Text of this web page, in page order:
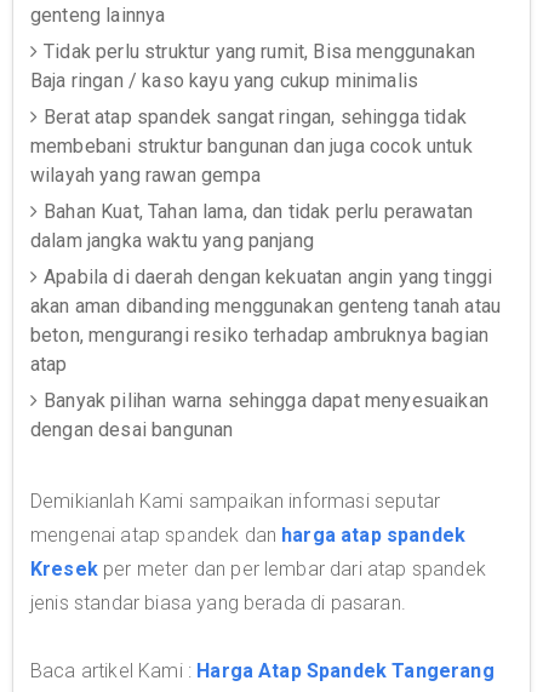
genteng lainnya
Tidak perlu struktur yang rumit, Bisa menggunakan
Baja ringan / kaso kayu yang cukup minimalis
Berat atap spandek sangat ringan, sehingga tidak
membebani struktur bangunan dan juga cocok untuk
wilayah yang rawan gempa
Bahan Kuat, Tahan lama, dan tidak perlu perawatan
dalam jangka waktu yang panjang
Apabila di daerah dengan kekuatan angin yang tinggi
akan aman dibanding menggunakan genteng tanah atau
beton, mengurangi resiko terhadap ambruknya bagian
atap
Banyak pilihan warna sehingga dapat menyesuaikan
dengan desai bangunan
Demikianlah Kami sampaikan informasi seputar
mengenai atap spandek dan harga atap spandek
Kresekper meter dan per lembar dari atap spandek
jenis standar biasa yang berada di pasaran.
Baca artikel Kami : Harga Atap Spandek Tangerang